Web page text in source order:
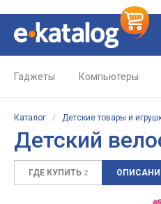
Гаджеты Компьютеры
Каталог / Детские товары и
Детский
ГДЕ КУПИТЬ 2